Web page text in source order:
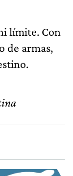
límite. Con
de armas,